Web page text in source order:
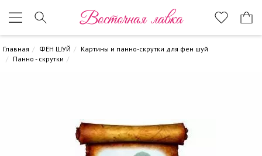
Восточная лавка
Главная ФЕН ШУЙ
Картины и панно-скрутки для фен шуй
Панно - скрутки